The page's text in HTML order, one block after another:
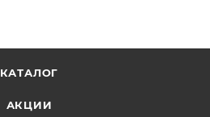
КАТАЛОГ
АКЦИИ